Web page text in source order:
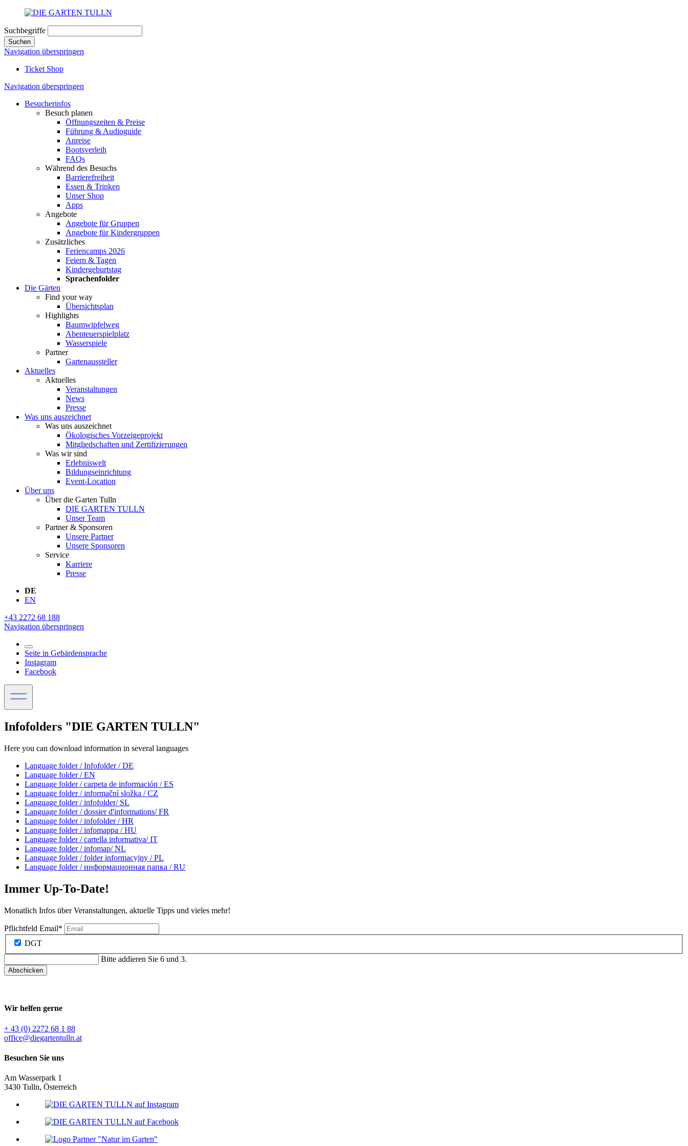
Suchbegriffe
Suchen
Navigation überspringen
Ticket Shop
Navigation überspringen
Besucherinfos
Besuch planen
Öffnungszeiten & Preise
Führung & Audioguide
Anreise
Bootsverleih
FAQs
Während des Besuchs
Barrierefreiheit
Essen & Trinken
Unser Shop
Apps
Angebote
Angebote für Gruppen
Angebote für Kindergruppen
Zusätzliches
Feriencamps 2026
Feiern & Tagen
Kindergeburtstag
Sprachenfolder
Die Gärten
Find your way
Übersichtsplan
Highlights
Baumwipfelweg
Abenteuerspielplatz
Wasserspiele
Partner
Gartenaussteller
Aktuelles
Aktuelles
Veranstaltungen
News
Presse
Was uns auszeichnet
Was uns auszeichnet
Ökologisches Vorzeigeprojekt
Mitgliedschaften und Zertifizierungen
Was wir sind
Erlebniswelt
Bildungseinrichtung
Event-Location
Über uns
Über die Garten Tulln
DIE GARTEN TULLN
Unser Team
Partner & Sponsoren
Unsere Partner
Unsere Sponsoren
Service
Karriere
Presse
DE
EN
+43 2272 68 188
Navigation überspringen
Seite in Gebärdensprache
Instagram
Facebook
Infofolders "DIE GARTEN TULLN"
Here you can download information in several languages
Language folder / Infofolder / DE
Language folder / EN
Language folder / carpeta de información / ES
Language folder / informační složka / CZ
Language folder / infofolder/ SL
Language folder / dossier d'informations/ FR
Language folder / infofolder / HR
Language folder / infomappa / HU
Language folder / cartella informativa/ IT
Language folder / infomap/ NL
Language folder / folder informacyjny / PL
Language folder / информационная папка / RU
Immer Up-To-Date!
Monatlich Infos über Veranstaltungen, aktuelle Tipps und vieles mehr!
Pflichtfeld Email*
DGT
Bitte addieren Sie 6 und 3.
Abschicken
Wir helfen gerne
+ 43 (0) 2272 68 1 88
office@diegartentulln.at
Besuchen Sie uns
Am Wasserpark 1
3430 Tulln, Österreich